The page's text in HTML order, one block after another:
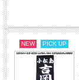
NEW PICK UP